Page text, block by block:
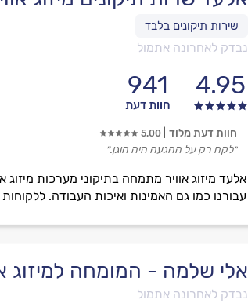
נבדק לאחרונה אתמול
4.95
941
חוות דעת
אלעד מיזוג אוויר מתמחה בתיקוני מערכות מיזוג
עבורנו כמו גם האמינות ואיכות העבודה.
חוות דעת מלוד 5.00
״לקח רק על ההגעה היה הוגן.״
אלי שלמה - המומחה למיזוג
נבדק לאחרונה אתמול